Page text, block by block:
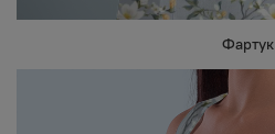
Фартук